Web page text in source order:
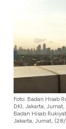
Foto: Badan Hisab
DKI, Jakarta,
Badan Hisab
Jakarta, Jumat,